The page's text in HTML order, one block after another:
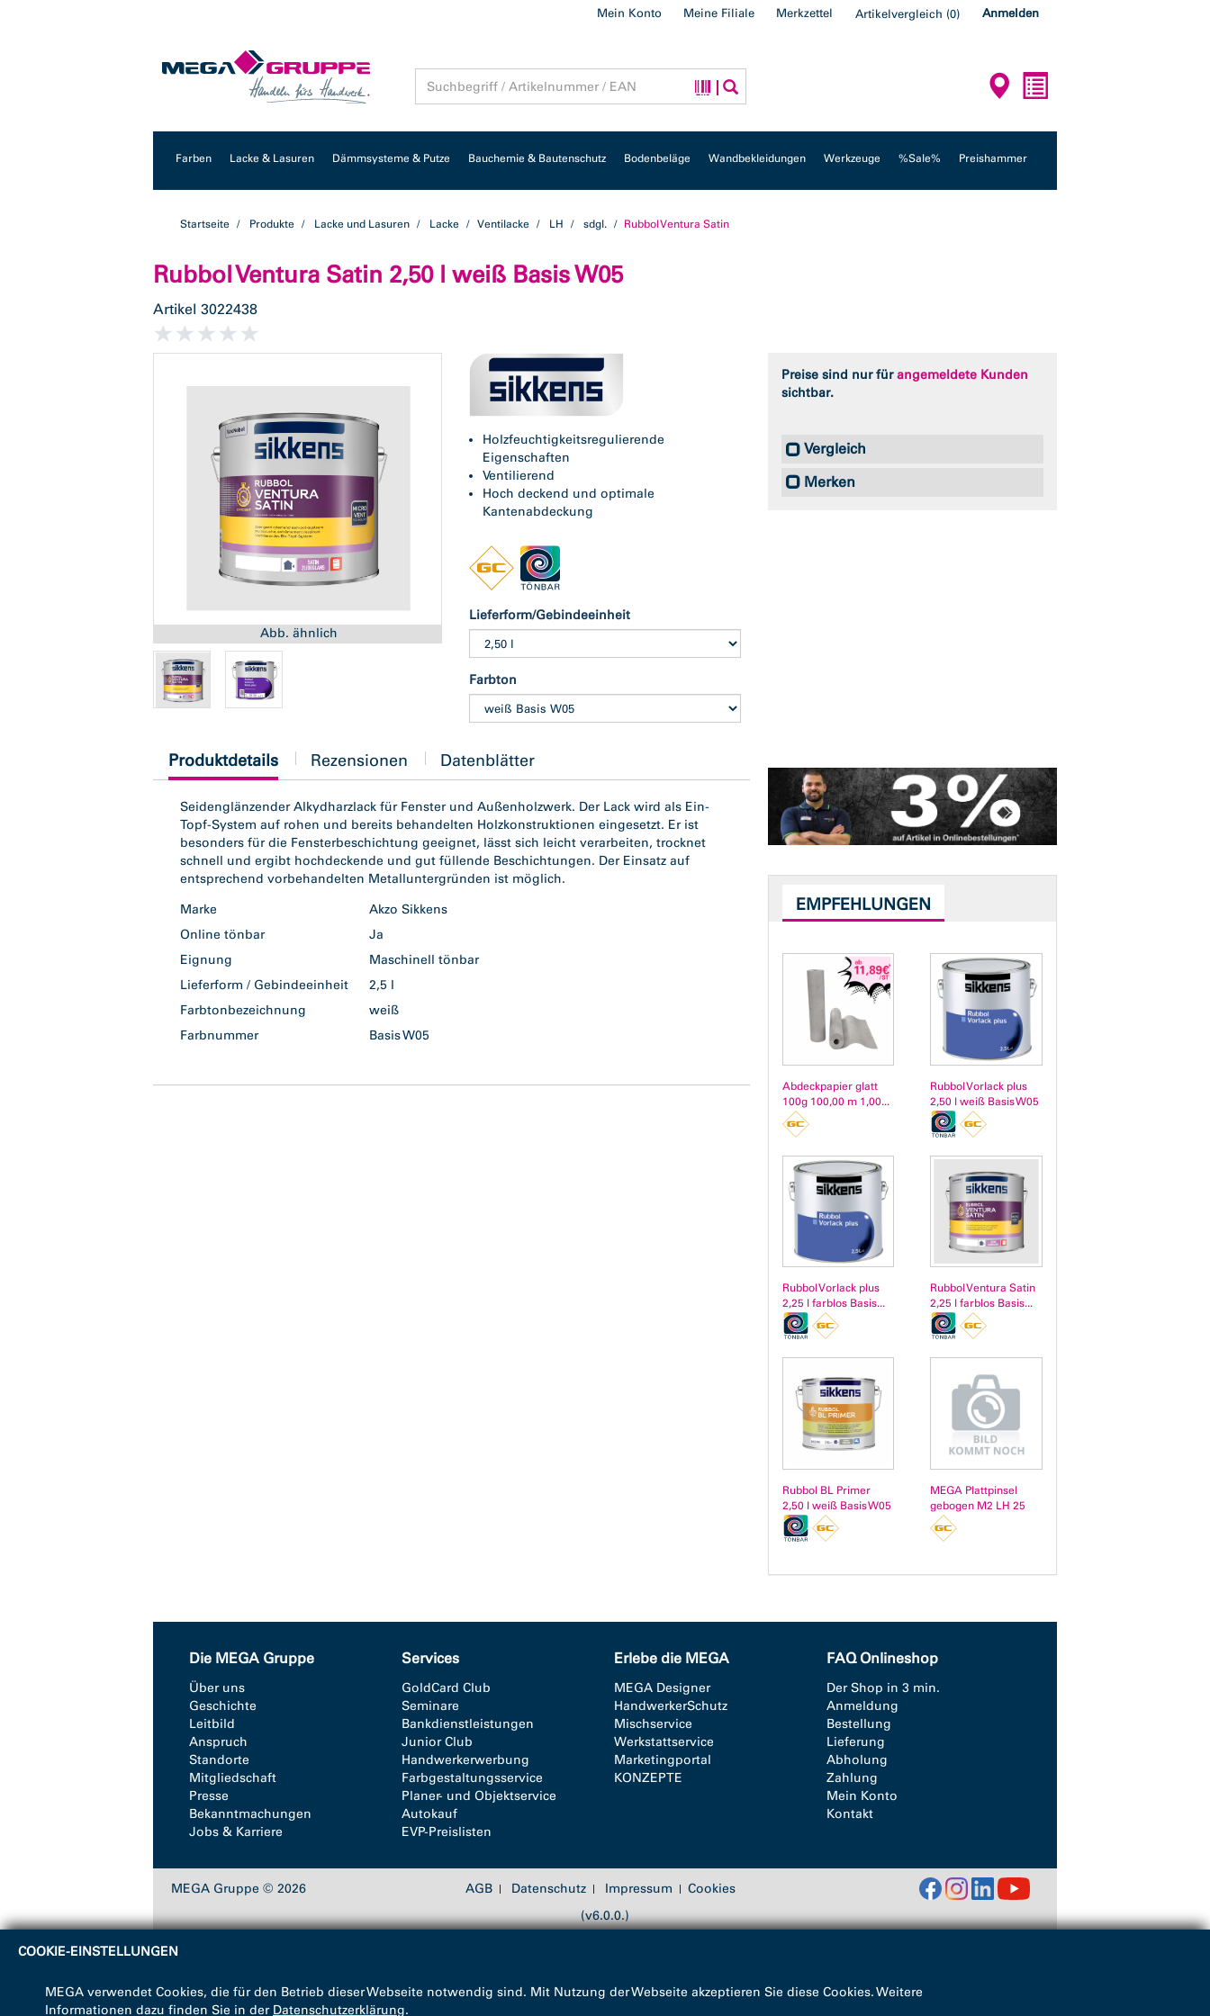
Mein Konto Meine Filiale Merkzettel Artikelvergleich (0) Anmelden
Farben Lacke & Lasuren Dämmsysteme & Putze Bauchemie & Bautenschutz Bodenbeläge Wandbekleidungen Werkzeuge %Sale% Preishammer
Startseite Produkte Lacke und Lasuren Lacke Ventilacke LH sdgl. Rubbol Ventura Satin
Rubbol Ventura Satin 2,50 l weiß Basis W05
Artikel 3022438
Abb. ähnlich Abb. ähnlich
Holzfeuchtigkeitsregulierende
Eigenschaften
Ventilierend
Hoch deckend und optimale
Kantenabdeckung
Lieferform/Gebindeeinheit
Farbton
Preise sind nur fürangemeldete Kunden
sichtbar.
Vergleich
Merken
current
tab:
Produktdetails Rezensionen Datenblätter
Seidenglänzender Alkydharzlack für Fenster und Außenholzwerk. Der Lack wird als Ein-
Topf-System auf rohen und bereits behandelten Holzkonstruktionen eingesetzt. Er ist
besonders für die Fensterbeschichtung geeignet, lässt sich leicht verarbeiten, trocknet
schnell und ergibt hochdeckende und gut füllende Beschichtungen. Der Einsatz auf
entsprechend vorbehandelten Metalluntergründen ist möglich.
Marke
Akzo Sikkens
Online tönbar
Ja
Eignung
Maschinell tönbar
Lieferform / Gebindeeinheit
2,5 l
Farbtonbezeichnung
weiß
Farbnummer
Basis W05
EMPFEHLUNGEN
Abdeckpapier glatt
100g 100,00 m 1,00...
Rubbol Vorlack plus
2,50 l weiß Basis W05
Rubbol Vorlack plus
2,25 l farblos Basis...
Rubbol Ventura Satin
2,25 l farblos Basis...
Rubbol BL Primer
2,50 l weiß Basis W05
MEGA Plattpinsel
gebogen M2 LH 25
Die MEGA Gruppe
Über uns
Geschichte
Leitbild
Anspruch
Standorte
Mitgliedschaft
Presse
Bekanntmachungen
Jobs & Karriere
Services
GoldCard Club
Seminare
Bankdienstleistungen
Junior Club
Handwerkerwerbung
Farbgestaltungsservice
Planer- und Objektservice
Autokauf
EVP-Preislisten
Erlebe die MEGA
MEGA Designer
HandwerkerSchutz
Mischservice
Werkstattservice
Marketingportal
KONZEPTE
FAQ Onlineshop
Der Shop in 3 min.
Anmeldung
Bestellung
Lieferung
Abholung
Zahlung
Mein Konto
Kontakt
MEGA Gruppe © 2026 AGB Datenschutz Impressum
Cookies
(v6.0.0.)
COOKIE-EINSTELLUNGEN
MEGA verwendet Cookies, die für den Betrieb dieser Webseite notwendig sind. Mit Nutzung der Webseite akzeptieren Sie diese Cookies. Weitere
Informationen dazu finden Sie in der Datenschutzerklärung.